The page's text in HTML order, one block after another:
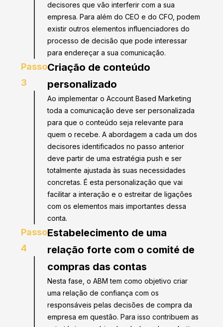
decisores que vão interferir com a sua
empresa. Para além do CEO e do CFO, podem
existir outros elementos influenciadores do
processo de decisão que pode interessar
para endereçar a sua comunicação.
Passo
3
Criação de conteúdo
personalizado
Ao implementar o Account Based Marketing
toda a comunicação deve ser personalizada
para que o conteúdo seja relevante para
quem o recebe. A abordagem a cada um dos
decisores identificados no passo anterior
deve partir de uma estratégia push e ser
totalmente ajustada às suas necessidades
concretas. É esta personalização que vai
facilitar a interação e o estreitar de ligações
com os elementos mais importantes dessa
conta.
Passo
4
Estabelecimento de uma
relação forte com o comité de
compras das contas
Nesta fase, o ABM tem como objetivo criar
uma relação de confiança com os
responsáveis pelas decisões de compra da
empresa em questão. Para isso contribuem as